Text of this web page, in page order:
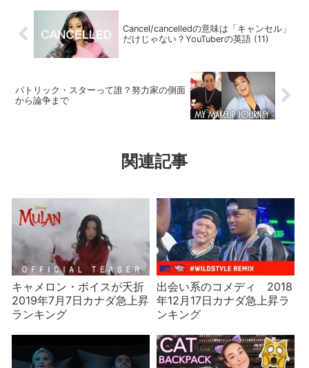
Cancel/cancelledの意味は「キャンセル」
だけじゃない？YouTuberの英語 (11)
パトリック・スターって誰？努力家の側面
から論争まで
関連記事
キャメロン・ボイスが夭折
2019年7月7日カナダ急上昇
ランキング
出会い系のコメディ 2018
年12月17日カナダ急上昇ラ
ンキング